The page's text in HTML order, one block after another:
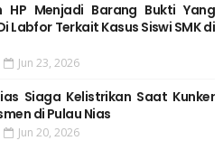
HP Menjadi Barang Bukti Yang
Labfor Terkait Kasus Siswi SMK di
Jun 23, 2026
Siaga Kelistrikan Saat Kunker
di Pulau Nias
Jun 20, 2026